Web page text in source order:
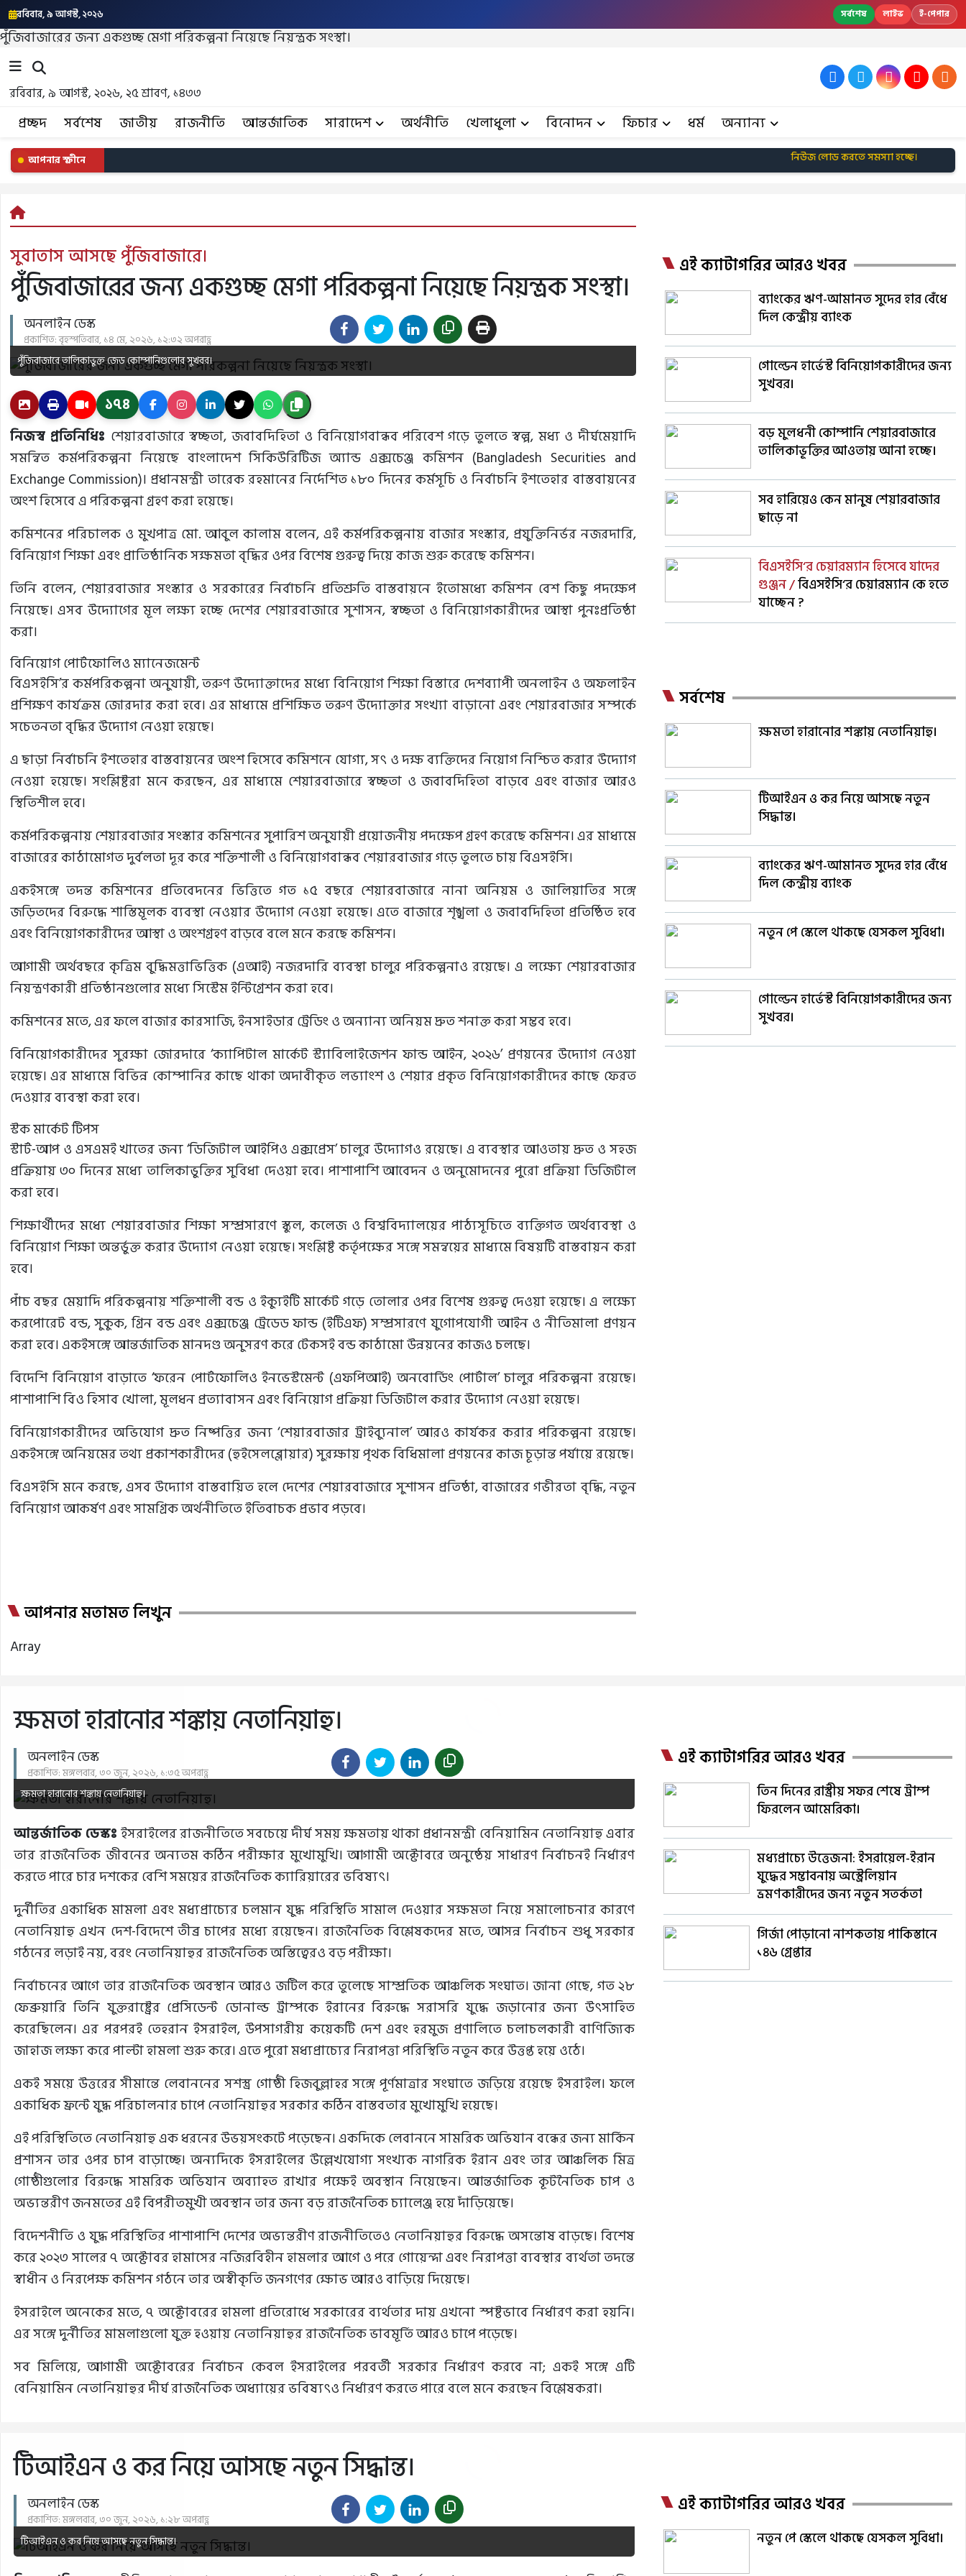
রবিবার, ৯ আগস্ট, ২০২৬ সর্বশেষ লাইভ ই-পেপার
পুঁজিবাজারের জন্য একগুচ্ছ মেগা পরিকল্পনা নিয়েছে নিয়ন্ত্রক সংস্থা।
রবিবার, ৯ আগস্ট, ২০২৬, ২৫ শ্রাবণ, ১৪৩৩
প্রচ্ছদ সর্বশেষ জাতীয় রাজনীতি আন্তর্জাতিক সারাদেশ অর্থনীতি খেলাধুলা বিনোদন ফিচার ধর্ম অন্যান্য
বার্তা লাইভ নিউজ লোড করতে সমস্যা হচ্ছে।
সুবাতাস আসছে পুঁজিবাজারে।
পুঁজিবাজারের জন্য একগুচ্ছ মেগা পরিকল্পনা নিয়েছে নিয়ন্ত্রক সংস্থা।
অনলাইন ডেস্ক
প্রকাশিত: বৃহস্পতিবার, ১৪ মে, ২০২৬, ১২:৩২ অপরাহ্ণ
পুঁজিবাজারে তালিকাভুক্ত জেড কোম্পানিগুলোর সুখবর।
১৭৪
নিজস্ব প্রতিনিধিঃ শেয়ারবাজারে স্বচ্ছতা, জবাবদিহিতা ও বিনিয়োগবান্ধব পরিবেশ গড়ে তুলতে স্বল্প, মধ্য ও দীর্ঘমেয়াদি
সমন্বিত কর্মপরিকল্পনা নিয়েছে বাংলাদেশ সিকিউরিটিজ অ্যান্ড এক্সচেঞ্জ কমিশন (Bangladesh Securities and
Exchange Commission)। প্রধানমন্ত্রী তারেক রহমানের নির্দেশিত ১৮০ দিনের কর্মসূচি ও নির্বাচনি ইশতেহার বাস্তবায়নের
অংশ হিসেবে এ পরিকল্পনা গ্রহণ করা হয়েছে।
কমিশনের পরিচালক ও মুখপাত্র মো. আবুল কালাম বলেন, এই কর্মপরিকল্পনায় বাজার সংস্কার, প্রযুক্তিনির্ভর নজরদারি,
বিনিয়োগ শিক্ষা এবং প্রাতিষ্ঠানিক সক্ষমতা বৃদ্ধির ওপর বিশেষ গুরুত্ব দিয়ে কাজ শুরু করেছে কমিশন।
তিনি বলেন, শেয়ারবাজার সংস্কার ও সরকারের নির্বাচনি প্রতিশ্রুতি বাস্তবায়নে ইতোমধ্যে কমিশন বেশ কিছু পদক্ষেপ
নিয়েছে। এসব উদ্যোগের মূল লক্ষ্য হচ্ছে দেশের শেয়ারবাজারে সুশাসন, স্বচ্ছতা ও বিনিয়োগকারীদের আস্থা পুনঃপ্রতিষ্ঠা
করা।
বিনিয়োগ পোর্টফোলিও ম্যানেজমেন্ট
বিএসইসি’র কর্মপরিকল্পনা অনুযায়ী, তরুণ উদ্যোক্তাদের মধ্যে বিনিয়োগ শিক্ষা বিস্তারে দেশব্যাপী অনলাইন ও অফলাইন
প্রশিক্ষণ কার্যক্রম জোরদার করা হবে। এর মাধ্যমে প্রশিক্ষিত তরুণ উদ্যোক্তার সংখ্যা বাড়ানো এবং শেয়ারবাজার সম্পর্কে
সচেতনতা বৃদ্ধির উদ্যোগ নেওয়া হয়েছে।
এ ছাড়া নির্বাচনি ইশতেহার বাস্তবায়নের অংশ হিসেবে কমিশনে যোগ্য, সৎ ও দক্ষ ব্যক্তিদের নিয়োগ নিশ্চিত করার উদ্যোগ
নেওয়া হয়েছে। সংশ্লিষ্টরা মনে করছেন, এর মাধ্যমে শেয়ারবাজারে স্বচ্ছতা ও জবাবদিহিতা বাড়বে এবং বাজার আরও
স্থিতিশীল হবে।
কর্মপরিকল্পনায় শেয়ারবাজার সংস্কার কমিশনের সুপারিশ অনুযায়ী প্রয়োজনীয় পদক্ষেপ গ্রহণ করেছে কমিশন। এর মাধ্যমে
বাজারের কাঠামোগত দুর্বলতা দূর করে শক্তিশালী ও বিনিয়োগবান্ধব শেয়ারবাজার গড়ে তুলতে চায় বিএসইসি।
একইসঙ্গে তদন্ত কমিশনের প্রতিবেদনের ভিত্তিতে গত ১৫ বছরে শেয়ারবাজারে নানা অনিয়ম ও জালিয়াতির সঙ্গে
জড়িতদের বিরুদ্ধে শাস্তিমূলক ব্যবস্থা নেওয়ার উদ্যোগ নেওয়া হয়েছে। এতে বাজারে শৃঙ্খলা ও জবাবদিহিতা প্রতিষ্ঠিত হবে
এবং বিনিয়োগকারীদের আস্থা ও অংশগ্রহণ বাড়বে বলে মনে করছে কমিশন।
আগামী অর্থবছরে কৃত্রিম বুদ্ধিমত্তাভিত্তিক (এআই) নজরদারি ব্যবস্থা চালুর পরিকল্পনাও রয়েছে। এ লক্ষ্যে শেয়ারবাজার
নিয়ন্ত্রণকারী প্রতিষ্ঠানগুলোর মধ্যে সিস্টেম ইন্টিগ্রেশন করা হবে।
কমিশনের মতে, এর ফলে বাজার কারসাজি, ইনসাইডার ট্রেডিং ও অন্যান্য অনিয়ম দ্রুত শনাক্ত করা সম্ভব হবে।
বিনিয়োগকারীদের সুরক্ষা জোরদারে ‘ক্যাপিটাল মার্কেট স্ট্যাবিলাইজেশন ফান্ড আইন, ২০২৬’ প্রণয়নের উদ্যোগ নেওয়া
হয়েছে। এর মাধ্যমে বিভিন্ন কোম্পানির কাছে থাকা অদাবীকৃত লভ্যাংশ ও শেয়ার প্রকৃত বিনিয়োগকারীদের কাছে ফেরত
দেওয়ার ব্যবস্থা করা হবে।
স্টক মার্কেট টিপস
স্টার্ট-আপ ও এসএমই খাতের জন্য ‘ডিজিটাল আইপিও এক্সপ্রেস’ চালুর উদ্যোগও রয়েছে। এ ব্যবস্থার আওতায় দ্রুত ও সহজ
প্রক্রিয়ায় ৩০ দিনের মধ্যে তালিকাভুক্তির সুবিধা দেওয়া হবে। পাশাপাশি আবেদন ও অনুমোদনের পুরো প্রক্রিয়া ডিজিটাল
করা হবে।
শিক্ষার্থীদের মধ্যে শেয়ারবাজার শিক্ষা সম্প্রসারণে স্কুল, কলেজ ও বিশ্ববিদ্যালয়ের পাঠ্যসূচিতে ব্যক্তিগত অর্থব্যবস্থা ও
বিনিয়োগ শিক্ষা অন্তর্ভুক্ত করার উদ্যোগ নেওয়া হয়েছে। সংশ্লিষ্ট কর্তৃপক্ষের সঙ্গে সমন্বয়ের মাধ্যমে বিষয়টি বাস্তবায়ন করা
হবে।
পাঁচ বছর মেয়াদি পরিকল্পনায় শক্তিশালী বন্ড ও ইক্যুইটি মার্কেট গড়ে তোলার ওপর বিশেষ গুরুত্ব দেওয়া হয়েছে। এ লক্ষ্যে
করপোরেট বন্ড, সুকুক, গ্রিন বন্ড এবং এক্সচেঞ্জ ট্রেডেড ফান্ড (ইটিএফ) সম্প্রসারণে যুগোপযোগী আইন ও নীতিমালা প্রণয়ন
করা হবে। একইসঙ্গে আন্তর্জাতিক মানদণ্ড অনুসরণ করে টেকসই বন্ড কাঠামো উন্নয়নের কাজও চলছে।
বিদেশি বিনিয়োগ বাড়াতে ‘ফরেন পোর্টফোলিও ইনভেস্টমেন্ট (এফপিআই) অনবোর্ডিং পোর্টাল’ চালুর পরিকল্পনা রয়েছে।
পাশাপাশি বিও হিসাব খোলা, মূলধন প্রত্যাবাসন এবং বিনিয়োগ প্রক্রিয়া ডিজিটাল করার উদ্যোগ নেওয়া হয়েছে।
বিনিয়োগকারীদের অভিযোগ দ্রুত নিষ্পত্তির জন্য ‘শেয়ারবাজার ট্রাইব্যুনাল’ আরও কার্যকর করার পরিকল্পনা রয়েছে।
একইসঙ্গে অনিয়মের তথ্য প্রকাশকারীদের (হুইসেলব্লোয়ার) সুরক্ষায় পৃথক বিধিমালা প্রণয়নের কাজ চূড়ান্ত পর্যায়ে রয়েছে।
বিএসইসি মনে করছে, এসব উদ্যোগ বাস্তবায়িত হলে দেশের শেয়ারবাজারে সুশাসন প্রতিষ্ঠা, বাজারের গভীরতা বৃদ্ধি, নতুন
বিনিয়োগ আকর্ষণ এবং সামগ্রিক অর্থনীতিতে ইতিবাচক প্রভাব পড়বে।
আপনার মতামত লিখুন
Array
এই ক্যাটাগরির আরও খবর
ব্যাংকের ঋণ-আমানত সুদের হার বেঁধে
দিল কেন্দ্রীয় ব্যাংক
গোল্ডেন হার্ভেস্ট বিনিয়োগকারীদের জন্য
সুখবর।
বড় মুলধনী কোম্পানি শেয়ারবাজারে
তালিকাভূক্তির আওতায় আনা হচ্ছে।
সব হারিয়েও কেন মানুষ শেয়ারবাজার
ছাড়ে না
বিএসইসি‘র চেয়ারম্যান হিসেবে যাদের
গুঞ্জন /বিএসইসি‘র চেয়ারম্যান কে হতে
যাচ্ছেন ?
সর্বশেষ
ক্ষমতা হারানোর শঙ্কায় নেতানিয়াহু।
টিআইএন ও কর নিয়ে আসছে নতুন
সিদ্ধান্ত।
ব্যাংকের ঋণ-আমানত সুদের হার বেঁধে
দিল কেন্দ্রীয় ব্যাংক
নতুন পে স্কেলে থাকছে যেসকল সুবিধা।
গোল্ডেন হার্ভেস্ট বিনিয়োগকারীদের জন্য
সুখবর।
ক্ষমতা হারানোর শঙ্কায় নেতানিয়াহু।
অনলাইন ডেস্ক
প্রকাশিত: মঙ্গলবার, ৩০ জুন, ২০২৬, ১:৩৫ অপরাহ্ণ
ক্ষমতা হারানোর শঙ্কায় নেতানিয়াহু।
আন্তর্জাতিক ডেস্কঃইসরাইলের রাজনীতিতে সবচেয়ে দীর্ঘ সময় ক্ষমতায় থাকা প্রধানমন্ত্রী বেনিয়ামিন নেতানিয়াহু এবার
তার রাজনৈতিক জীবনের অন্যতম কঠিন পরীক্ষার মুখোমুখি। আগামী অক্টোবরে অনুষ্ঠেয় সাধারণ নির্বাচনই নির্ধারণ
করতে পারে চার দশকের বেশি সময়ের রাজনৈতিক ক্যারিয়ারের ভবিষ্যৎ।
দুর্নীতির একাধিক মামলা এবং মধ্যপ্রাচ্যের চলমান যুদ্ধ পরিস্থিতি সামাল দেওয়ার সক্ষমতা নিয়ে সমালোচনার কারণে
নেতানিয়াহু এখন দেশ-বিদেশে তীব্র চাপের মধ্যে রয়েছেন। রাজনৈতিক বিশ্লেষকদের মতে, আসন্ন নির্বাচন শুধু সরকার
গঠনের লড়াই নয়, বরং নেতানিয়াহুর রাজনৈতিক অস্তিত্বেরও বড় পরীক্ষা।
নির্বাচনের আগে তার রাজনৈতিক অবস্থান আরও জটিল করে তুলেছে সাম্প্রতিক আঞ্চলিক সংঘাত। জানা গেছে, গত ২৮
ফেব্রুয়ারি তিনি যুক্তরাষ্ট্রের প্রেসিডেন্ট ডোনাল্ড ট্রাম্পকে ইরানের বিরুদ্ধে সরাসরি যুদ্ধে জড়ানোর জন্য উৎসাহিত
করেছিলেন। এর পরপরই তেহরান ইসরাইল, উপসাগরীয় কয়েকটি দেশ এবং হরমুজ প্রণালিতে চলাচলকারী বাণিজ্যিক
জাহাজ লক্ষ্য করে পাল্টা হামলা শুরু করে। এতে পুরো মধ্যপ্রাচ্যের নিরাপত্তা পরিস্থিতি নতুন করে উত্তপ্ত হয়ে ওঠে।
একই সময়ে উত্তরের সীমান্তে লেবাননের সশস্ত্র গোষ্ঠী হিজবুল্লাহর সঙ্গে পূর্ণমাত্রার সংঘাতে জড়িয়ে রয়েছে ইসরাইল। ফলে
একাধিক ফ্রন্টে যুদ্ধ পরিচালনার চাপে নেতানিয়াহুর সরকার কঠিন বাস্তবতার মুখোমুখি হয়েছে।
এই পরিস্থিতিতে নেতানিয়াহু এক ধরনের উভয়সংকটে পড়েছেন। একদিকে লেবাননে সামরিক অভিযান বন্ধের জন্য মার্কিন
প্রশাসন তার ওপর চাপ বাড়াচ্ছে। অন্যদিকে ইসরাইলের উল্লেখযোগ্য সংখ্যক নাগরিক ইরান এবং তার আঞ্চলিক মিত্র
গোষ্ঠীগুলোর বিরুদ্ধে সামরিক অভিযান অব্যাহত রাখার পক্ষেই অবস্থান নিয়েছেন। আন্তর্জাতিক কূটনৈতিক চাপ ও
অভ্যন্তরীণ জনমতের এই বিপরীতমুখী অবস্থান তার জন্য বড় রাজনৈতিক চ্যালেঞ্জ হয়ে দাঁড়িয়েছে।
বিদেশনীতি ও যুদ্ধ পরিস্থিতির পাশাপাশি দেশের অভ্যন্তরীণ রাজনীতিতেও নেতানিয়াহুর বিরুদ্ধে অসন্তোষ বাড়ছে। বিশেষ
করে ২০২৩ সালের ৭ অক্টোবর হামাসের নজিরবিহীন হামলার আগে ও পরে গোয়েন্দা এবং নিরাপত্তা ব্যবস্থার ব্যর্থতা তদন্তে
স্বাধীন ও নিরপেক্ষ কমিশন গঠনে তার অস্বীকৃতি জনগণের ক্ষোভ আরও বাড়িয়ে দিয়েছে।
ইসরাইলে অনেকের মতে, ৭ অক্টোবরের হামলা প্রতিরোধে সরকারের ব্যর্থতার দায় এখনো স্পষ্টভাবে নির্ধারণ করা হয়নি।
এর সঙ্গে দুর্নীতির মামলাগুলো যুক্ত হওয়ায় নেতানিয়াহুর রাজনৈতিক ভাবমূর্তি আরও চাপে পড়েছে।
সব মিলিয়ে, আগামী অক্টোবরের নির্বাচন কেবল ইসরাইলের পরবর্তী সরকার নির্ধারণ করবে না; একই সঙ্গে এটি
বেনিয়ামিন নেতানিয়াহুর দীর্ঘ রাজনৈতিক অধ্যায়ের ভবিষ্যৎও নির্ধারণ করতে পারে বলে মনে করছেন বিশ্লেষকরা।
এই ক্যাটাগরির আরও খবর
তিন দিনের রাস্ট্রীয় সফর শেষে ট্রাম্প
ফিরলেন আমেরিকা।
মধ্যপ্রাচ্যে উত্তেজনা: ইসরায়েল-ইরান
যুদ্ধের সম্ভাবনায় অস্ট্রেলিয়ান
ভ্রমণকারীদের জন্য নতুন সতর্কতা
গির্জা পোড়ানো নাশকতায় পাকিস্তানে
১৪৬ গ্রেপ্তার
টিআইএন ও কর নিয়ে আসছে নতুন সিদ্ধান্ত।
অনলাইন ডেস্ক
প্রকাশিত: মঙ্গলবার, ৩০ জুন, ২০২৬, ১:২৮ অপরাহ্ণ
টিআইএন ও কর নিয়ে আসছে নতুন সিদ্ধান্ত।
এই ক্যাটাগরির আরও খবর
নতুন পে স্কেলে থাকছে যেসকল সুবিধা।